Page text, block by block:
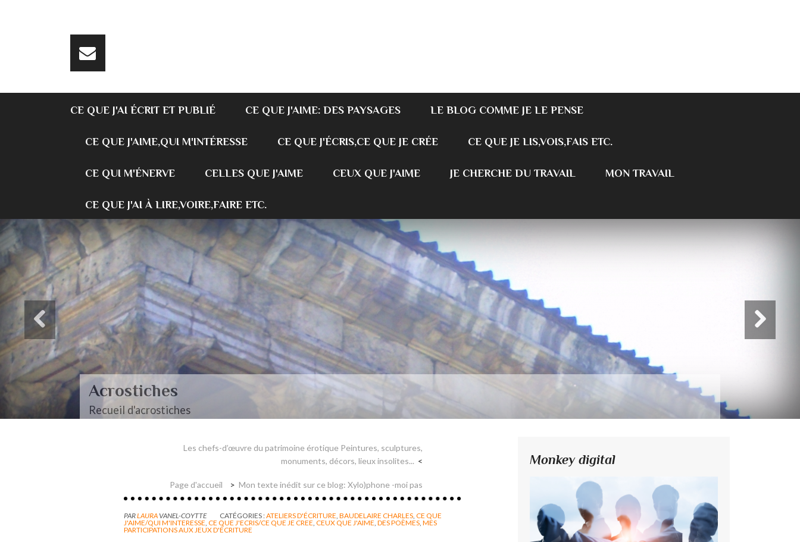
CE QUE J'AI ÉCRIT ET PUBLIÉ CE QUE J'AIME: DES PAYSAGES LE BLOG COMME JE LE PENSE
CE QUE J'AIME,QUI M'INTÉRESSE CE QUE J'ÉCRIS,CE QUE JE CRÉE CE QUE JE LIS,VOIS,FAIS ETC.
CE QUI M'ÉNERVE CELLES QUE J'AIME CEUX QUE J'AIME JE CHERCHE DU TRAVAIL MON TRAVAIL
CE QUE J'AI À LIRE,VOIRE,FAIRE ETC.
Acrostiches
Recueil d'acrostiches
Les chefs-d’œuvre du patrimoine érotique Peintures, sculptures,
monuments, décors, lieux insolites...
Page d'accueil Mon texte inédit sur ce blog: Xylo)phone -moi pas
PARLAURA VANEL-COYTTE CATÉGORIES :ATELIERS D'ÉCRITURE BAUDELAIRE CHARLES CE QUE
J'AIME/QUI M'INTERESSE CE QUE J'ECRIS/CE QUE JE CREE CEUX QUE J'AIME DES POÈMES MES
PARTICIPATIONS AUX JEUX D'ÉCRITURE
Monkey digital